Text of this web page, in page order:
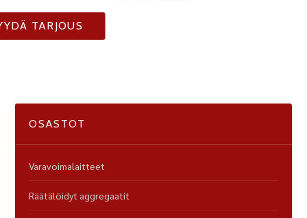
TARJOUS
OSASTOT
Varavoimalaitteet
Räätälöidyt aggregaatit